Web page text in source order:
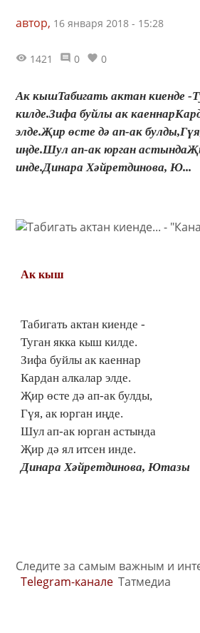
автор, 16 января 2018 - 15:28
1421 0 0
Ак кышТабигать актан киенде -
килде.Зифа буйлы ак
элде.Җир өсте дә ап-ак
иңде.Шул ап-ак юрган
инде.Динара Хәйретдинова, Ю...
Ак кыш
Табигать актан киенде -
Туган якка кыш килде.
Зифа буйлы ак каеннар
Кардан алкалар элде.
Җир өсте дә ап-ак булды,
Гүя, ак юрган иңде.
Шул ап-ак юрган астында
Җир дә ял итсен инде.
Динара Хәйретдинова, Ютазы
Следите за самым важным и
Telegram-канале Татмедиа